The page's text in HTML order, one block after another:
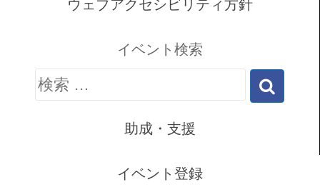
ウェブアクセシビリティ方針
イベント検索
検
助成・支援
イベント登録